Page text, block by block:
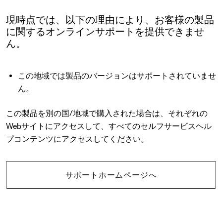
現時点では、以下の理由により、お客様の製品
に関するオンラインサポートを提供できませ
ん。
この地域では製品のバージョンはサポートされていませ
ん。
この製品を別の国/地域で購入された場合は、それぞれの
Webサイトにアクセスして、すべてのセルフサービスヘル
プコンテンツにアクセスしてください。
サポートホームページへ